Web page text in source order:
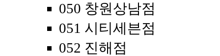
050 창원상남점
051 시티세븐점
052 진해점